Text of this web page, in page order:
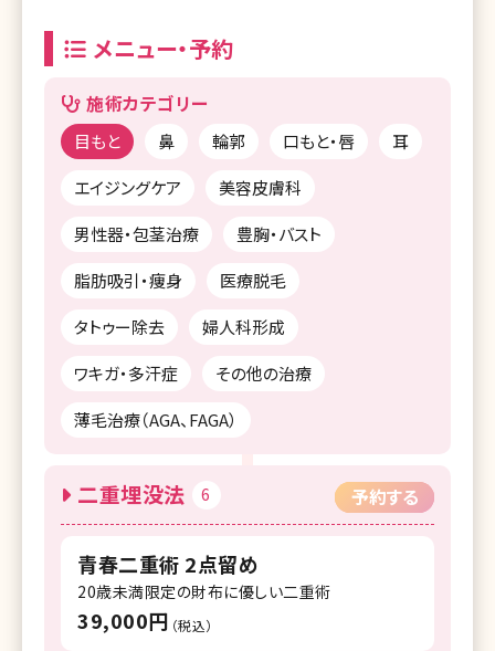
メニュー・予約
施術カテゴリー
目もと 鼻 輪郭 口もと・唇
耳
エイジングケア
美容皮膚科
男性器・包茎治療
豊胸・バスト
脂肪吸引・痩身
医療脱毛
タトゥー除去
婦人科形成
ワキガ・多汗症
その他の治療
薄毛治療（AGA、FAGA）
二重埋没法 6 予約する
青春二重術 2点留め
20歳未満限定の財布に優しい二重術
39,000円 （税込）